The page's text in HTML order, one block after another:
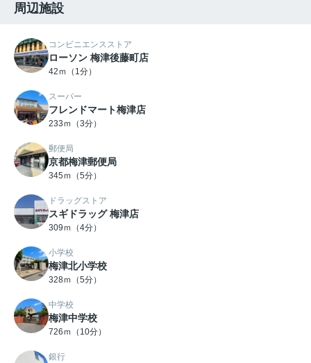
周辺施設
コンビニエンスストア
ローソン 梅津後藤町店
42ｍ（1分）
スーパー
フレンドマート梅津店
233ｍ（3分）
郵便局
京都梅津郵便局
345ｍ（5分）
ドラッグストア
スギドラッグ 梅津店
309ｍ（4分）
小学校
梅津北小学校
328ｍ（5分）
中学校
梅津中学校
726ｍ（10分）
銀行